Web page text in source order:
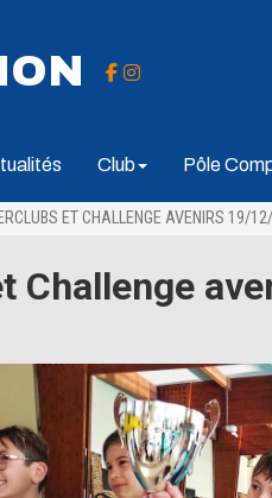
Club Pôle
ET CHALLENGE AVENIRS 19/
Challenge